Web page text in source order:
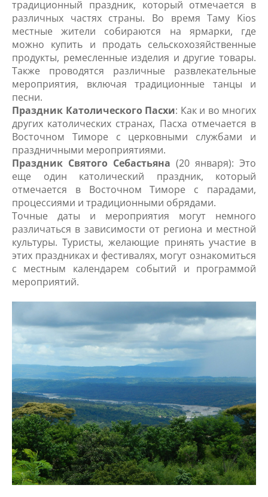
традиционный праздник, который отмечается в
различных частях страны. Во время Таму Kios
местные жители собираются на ярмарки, где
можно купить и продать сельскохозяйственные
продукты, ремесленные изделия и другие товары.
Также проводятся различные развлекательные
мероприятия, включая традиционные танцы и
песни.
Праздник Католического Пасхи: Как и во многих
других католических странах, Пасха отмечается в
Восточном Тиморе с церковными службами и
праздничными мероприятиями.
Праздник Святого Себастьяна (20 января): Это
еще один католический праздник, который
отмечается в Восточном Тиморе с парадами,
процессиями и традиционными обрядами.
Точные даты и мероприятия могут немного
различаться в зависимости от региона и местной
культуры. Туристы, желающие принять участие в
этих праздниках и фестивалях, могут ознакомиться
с местным календарем событий и программой
мероприятий.